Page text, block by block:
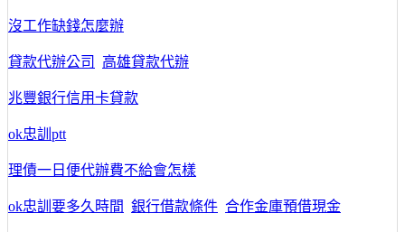
沒工作缺錢怎麼辦
貸款代辦公司 高雄貸款代辦
兆豐銀行信用卡貸款
ok忠訓ptt
理債一日便代辦費不給會怎樣
ok忠訓要多久時間 銀行借款條件 合作金庫預借現金